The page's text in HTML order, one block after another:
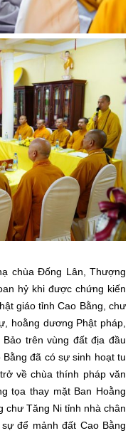
chùa Đống Lân, Thượng
hỷ khi được chứng kiến
giáo tỉnh Cao Bằng, chư
hoằng dương Phật pháp,
trên vùng đất địa đầu
đã có sự sinh hoạt tu
về chùa thính pháp văn
tọa thay mặt Ban Hoằng
chư Tăng Ni tỉnh nhà chân
để mảnh đất Cao Bằng